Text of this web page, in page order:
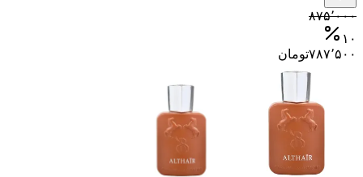
۸۷۵٬۰۰۰
۱۰
۷۸۷٬۵۰۰تومان